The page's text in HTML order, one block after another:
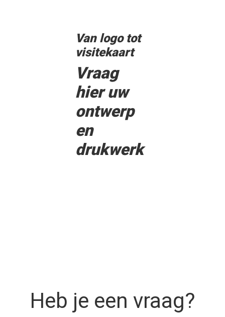
Van logo tot
visitekaart
Vraag
hier uw
ontwerp
en
drukwerk
Heb je een vraag?